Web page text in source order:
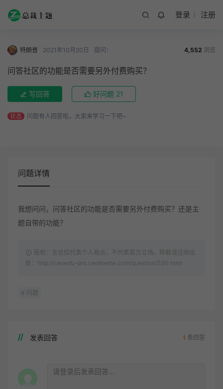
登录 注册
特朗普 2021年10月20日 提问： 4,552 浏览
问答社区的功能是否需要另外付费购买？
写回答 好问题 21
状态 问题有人回答啦，大家来学习一下吧~
问题详情
我想问问，问答社区的功能是否需要另外付费购买？还是主
题自带的功能？
版权：言论仅代表个人观点，不代表官方立场。转载请注明出
处：http://ceoedu-pro.ceotheme.com/question/530.html
# 问题
发表回答 1 条回答